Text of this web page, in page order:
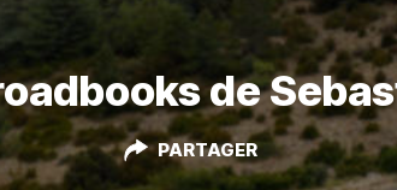
de
PARTAGER